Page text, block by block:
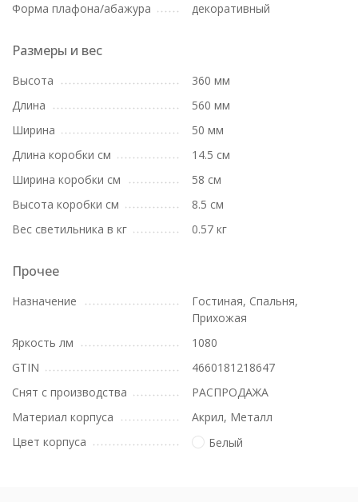
Форма плафона/абажура
декоративный
Размеры и вес
Высота
360 мм
Длина
560 мм
Ширина
50 мм
Длина коробки см
14.5 см
Ширина коробки см
58 см
Высота коробки см
8.5 см
Вес светильника в кг
0.57 кг
Прочее
Назначение
Гостиная, Спальня,
Прихожая
Яркость лм
1080
GTIN
4660181218647
Снят с производства
РАСПРОДАЖА
Материал корпуса
Акрил, Металл
Цвет корпуса
Белый